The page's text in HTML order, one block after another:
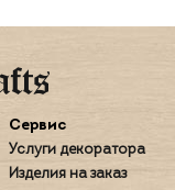
Сервис
Услуги декоратора
Изделия на заказ